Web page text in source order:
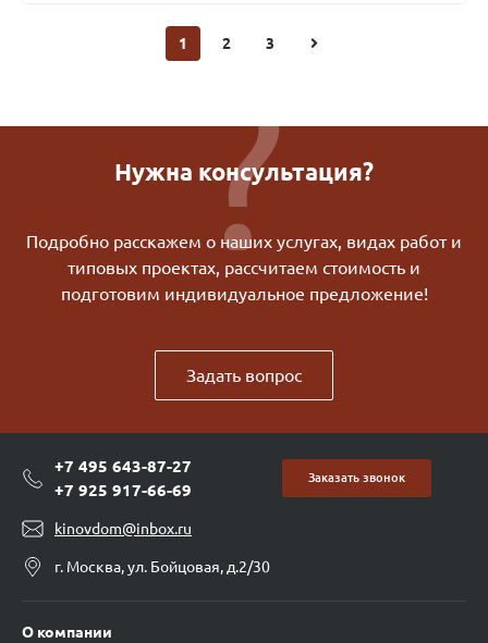
1 2 3
Нужна консультация?
Подробно расскажем о наших услугах, видах работ и
типовых проектах, рассчитаем стоимость и
подготовим индивидуальное предложение!
Задать вопрос
+7 495 643-87-27
+7 925 917-66-69
Заказать звонок
kinovdom@inbox.ru
г. Москва, ул. Бойцовая, д.2/30
О компании